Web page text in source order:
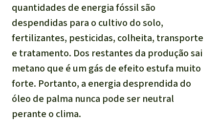
quantidades de energia fóssil são
despendidas para o cultivo do solo,
fertilizantes, pesticidas, colheita, transporte
e tratamento. Dos restantes da produção sai
metano que é um gás de efeito estufa muito
forte. Portanto, a energia desprendida do
óleo de palma nunca pode ser neutral
perante o clima.